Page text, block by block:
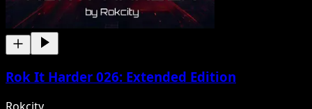
Rok It Harder 026: Extended Edition